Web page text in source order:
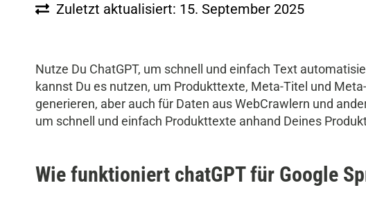
Zuletzt aktualisiert: 15. September 2025
Nutze Du ChatGPT, um schnell und einfach Text
kannst Du es nutzen, um Produkttexte, Meta-Titel und
generieren, aber auch für Daten aus WebCrawlern und
um schnell und einfach Produkttexte anhand Deines
Wie funktioniert chatGPT für Google